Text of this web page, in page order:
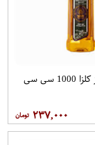
روغن پخت و پز کلزا 1000 سی سی
۲۳۷,۰۰۰